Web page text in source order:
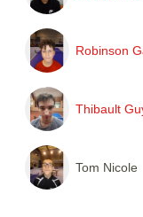
Robinson
Thibault
Tom Nicole